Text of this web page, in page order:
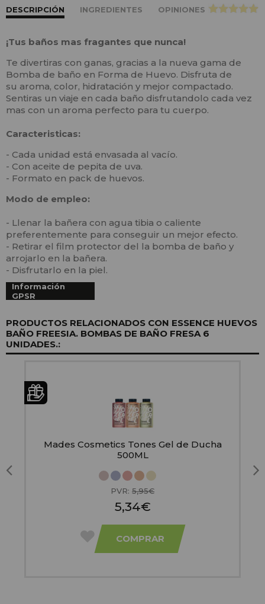
DESCRIPCIÓN INGREDIENTES OPINIONES >
¡Tus baños mas fragantes que nunca!
Te divertiras con ganas, gracias a la nueva gama de
Bomba de baño en Forma de Huevo. Disfruta de
su aroma, color, hidratación y mejor compactado.
Sentiras un viaje en cada baño disfrutandolo cada vez
mas con un aroma perfecto para tu cuerpo.
Caracteristicas:
- Cada unidad está envasada al vacío.
- Con aceite de pepita de uva.
- Formato en pack de huevos.
Modo de empleo:
- Llenar la bañera con agua tibia o caliente
preferentemente para conseguir un mejor efecto.
- Retirar el film protector del la bomba de baño y
arrojarlo en la bañera.
- Disfrutarlo en la piel.
Información
GPSR
PRODUCTOS RELACIONADOS CON ESSENCE HUEVOS
BAÑO FREESIA. BOMBAS DE BAÑO FRESA 6
UNIDADES.:
Mades Cosmetics Tones Gel de Ducha
500ML
PVR: 5,95€
5,34€
COMPRAR